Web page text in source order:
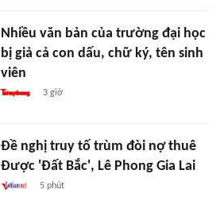
Nhiều văn bản của trường đại học
bị giả cả con dấu, chữ ký, tên sinh
viên
3 giờ
Đề nghị truy tố trùm đòi nợ thuê
Được 'Đất Bắc', Lê Phong Gia Lai
5 phút